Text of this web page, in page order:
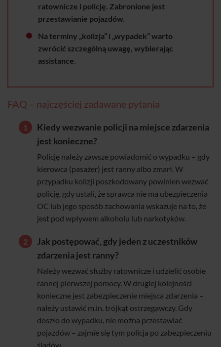
ratownicze i policję. Zabronione jest
przestawianie pojazdów.
Na terminy „kolizja” i „wypadek” warto
zwrócić szczególną uwagę, wybierając
assistance.
FAQ – najczęściej zadawane pytania
Kiedy wezwanie policji na miejsce zdarzenia
jest konieczne?
Policję należy zawsze powiadomić o wypadku – gdy
kierowca (pasażer) jest ranny albo zmarł. W
przypadku kolizji poszkodowany powinien wezwać
policję, gdy ustali, że sprawca nie ma ubezpieczenia
OC lub jego sposób zachowania wskazuje na to, że
jest pod wpływem alkoholu lub narkotyków.
Jak postępować, gdy jeden z uczestników
zdarzenia jest ranny?
Należy wezwać służby ratownicze i udzielić osobie
rannej pierwszej pomocy. W drugiej kolejności
konieczne jest zabezpieczenie miejsca zdarzenia –
należy ustawić m.in. trójkąt ostrzegawczy. Gdy
doszło do wypadku, nie można przestawiać
pojazdów – zajmie się tym policja po zabezpieczeniu
śladów.